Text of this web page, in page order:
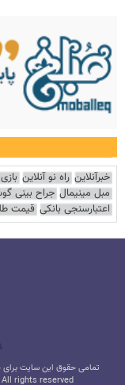
خبرآنلاین راه نو آنلاین
مبل مینیمال جراح بینی
اعتبارسنجی بانکی قیمت
تمامی حقوق این سایت برای
rights reserved